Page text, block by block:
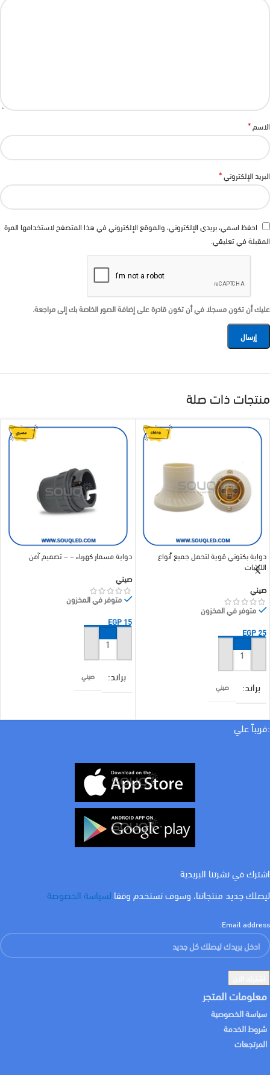
الاسم*
البريد الإلكتروني*
احفظ اسمي، بريدي الإلكتروني، والموقع الإلكتروني في هذا المتصفح لاستخدامها المرة
المقبلة في تعليقي.
عليك أن تكون مسجلا في أن تكون قادرة على إضافة الصور الخاصة بك إلى مراجعة.
منتجات ذات صلة
دواية بكتوني قوية لتحمل جميع أنواع
اللمبات
صيني
متوفر في المخزون
EGP25
إضافة إلى السلة
براند صيني
COLOR بيج
دواية مسمار كهرباء – – تصميم آمن
صيني
متوفر في المخزون
EGP15
إضافة إلى السلة
براند صيني
:قريباً علي
اشترك في نشرتنا البريدية
ليصلك جديد منتجاتنا، وسوف تستخدم وفقا لسياسة الخصوصة
Email address:
معلومات المتجر
سياسة الخصوصية
شروط الخدمة
المرتجعات